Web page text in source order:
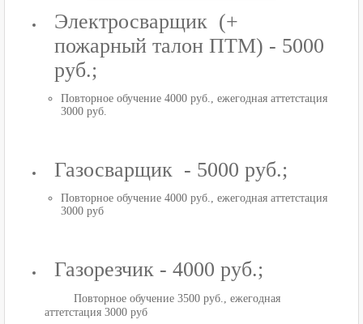
Электросварщик (+
пожарный талон ПТМ) - 5000
руб.;
Повторное обучение 4000 руб., ежегодная аттетстация
3000 руб.
Газосварщик - 5000 руб.;
Повторное обучение 4000 руб., ежегодная аттетстация
3000 руб
Газорезчик - 4000 руб.;
Повторное обучение 3500 руб., ежегодная
аттетстация 3000 руб